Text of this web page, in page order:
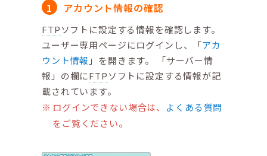
アカウント情報の確認
FTPソフトに設定する情報を確認します。
ユーザー専用ページにログインし、「アカ
ウント情報 」を開きます。 「サーバー情
報」の欄にFTPソフトに設定する情報が記
載されています。
ログインできない場合は、 よくある質問
をご覧ください。